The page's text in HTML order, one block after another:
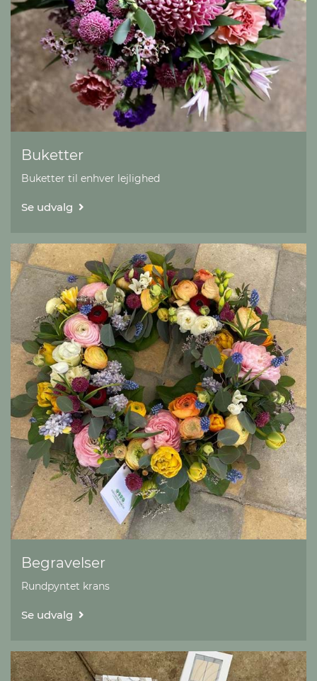
Buketter
Buketter til enhver lejlighed
Se udvalg
Begravelser
Rundpyntet krans
Se udvalg